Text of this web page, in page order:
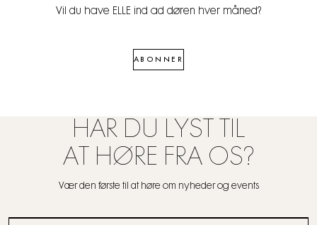
Vil du have ELLE ind ad døren hver måned?
ABONNER
HAR DU LYST TIL
AT HØRE FRA OS?
Vær den første til at høre om nyheder og events